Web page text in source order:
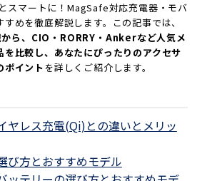
スマートに！MagSafe対応充電器・モバ
めを徹底解説します。この記事では、
ら、CIO・RORRY・Ankerなど人気メ
を比較し、あなたにぴったりのアクセサ
ポイントを詳しくご紹介します。
ヤレス充電(Qi)との違いとメリッ
び方とおすすめモデル